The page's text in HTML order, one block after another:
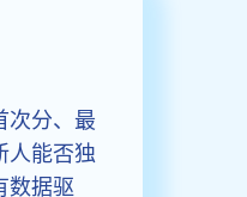
次分、最
人能否独
数据驱